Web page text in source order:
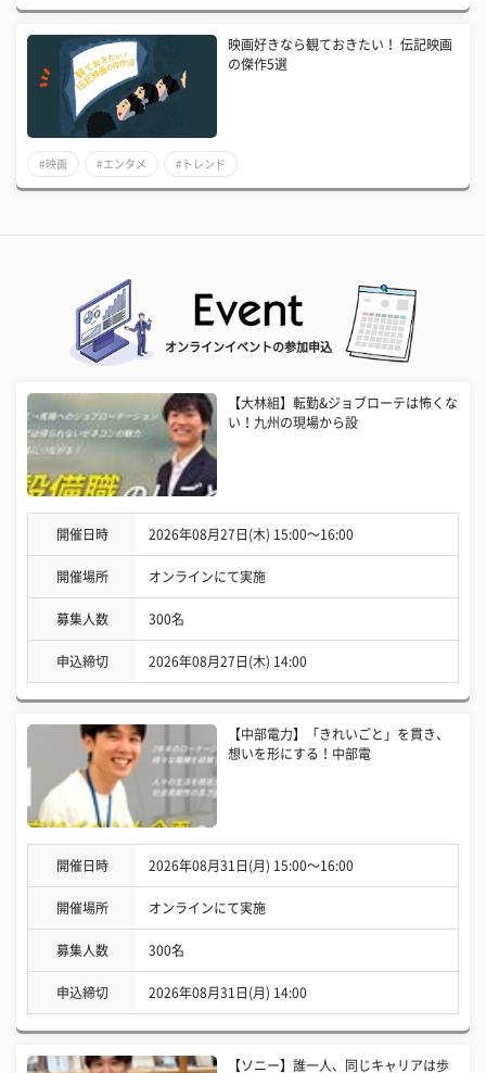
映画好きなら観ておきたい！ 伝記映画
の傑作5選
#映画 #エンタメ #トレンド
オンラインイベントの参加申込
【大林組】転勤&ジョブローテは怖くな
い！九州の現場から設
開催日時 2026年08月27日(木) 15:00〜16:00
開催場所 オンラインにて実施
募集人数 300名
申込締切 2026年08月27日(木) 14:00
【中部電力】「きれいごと」を貫き、
想いを形にする！中部電
開催日時 2026年08月31日(月) 15:00〜16:00
開催場所 オンラインにて実施
募集人数 300名
申込締切 2026年08月31日(月) 14:00
【ソニー】誰一人、同じキャリアは歩